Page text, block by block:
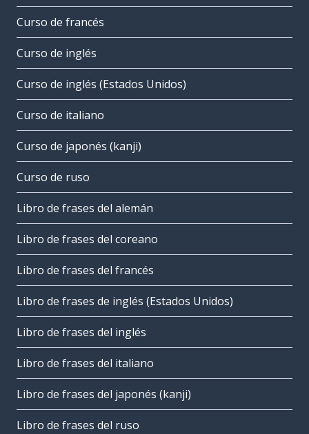
Curso de francés
Curso de inglés
Curso de inglés (Estados Unidos)
Curso de italiano
Curso de japonés (kanji)
Curso de ruso
Libro de frases del alemán
Libro de frases del coreano
Libro de frases del francés
Libro de frases de inglés (Estados Unidos)
Libro de frases del inglés
Libro de frases del italiano
Libro de frases del japonés (kanji)
Libro de frases del ruso